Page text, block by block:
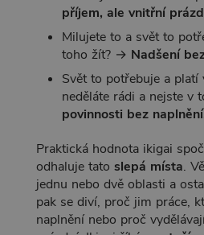
příjem, ale vnitřní
Milujete to a svět to
toho žít? → Nadšení
Svět to potřebuje a platí
neděláte rádi a nejste v
povinnosti bez
Praktická hodnota ikigai
odhaluje tato slepá místa.
jednu nebo dvě oblasti a
pak se diví, proč jim práce,
naplnění nebo proč